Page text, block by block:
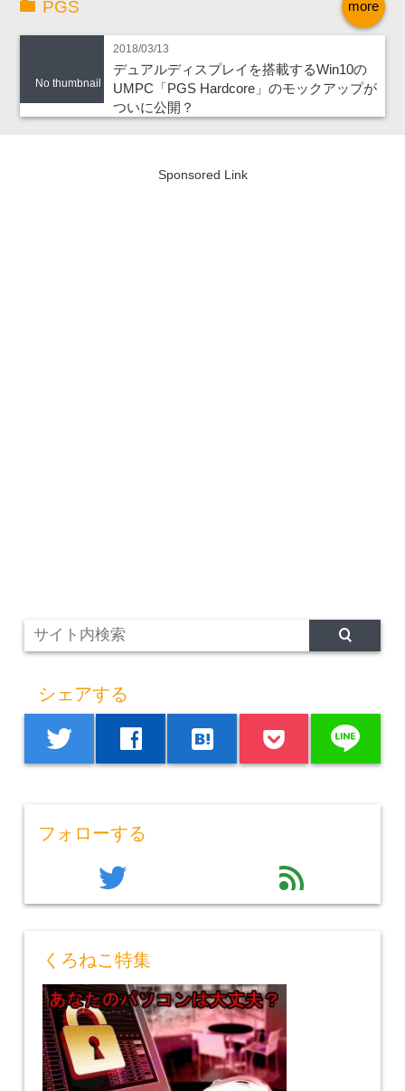
more
PGS
No thumbnail
2018/03/13
デュアルディスプレイを搭載するWin10の
UMPC「PGS Hardcore」のモックアップが
ついに公開？
Sponsored Link
シェアする
twitter facebook hatenabookmark line
フォローする
twitter feed
くろねこ特集